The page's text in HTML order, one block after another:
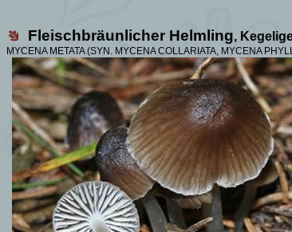
Fleischbräunlicher Helmling,
MYCENA METATA (SYN. MYCENA COLLARIATA, MYCENA